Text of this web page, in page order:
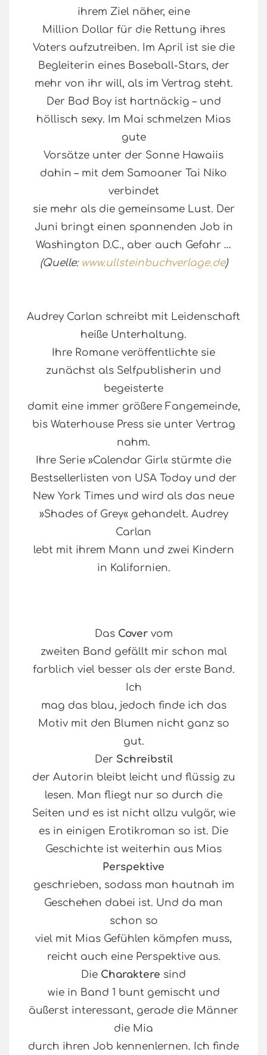
ihrem Ziel näher, eine
Million Dollar für die Rettung ihres
Vaters aufzutreiben. Im April ist sie die
Begleiterin eines Baseball-Stars, der
mehr von ihr will, als im Vertrag steht.
Der Bad Boy ist hartnäckig – und
höllisch sexy. Im Mai schmelzen Mias
gute
Vorsätze unter der Sonne Hawaiis
dahin – mit dem Samoaner Tai Niko
verbindet
sie mehr als die gemeinsame Lust. Der
Juni bringt einen spannenden Job in
Washington D.C., aber auch Gefahr …
(Quelle: www.ullsteinbuchverlage.de)
Audrey Carlan schreibt mit Leidenschaft
heiße Unterhaltung.
Ihre Romane veröffentlichte sie
zunächst als Selfpublisherin und
begeisterte
damit eine immer größere Fangemeinde,
bis Waterhouse Press sie unter Vertrag
nahm.
Ihre Serie »Calendar Girl« stürmte die
Bestsellerlisten von USA Today und der
New York Times und wird als das neue
»Shades of Grey« gehandelt. Audrey
Carlan
lebt mit ihrem Mann und zwei Kindern
in Kalifornien.
Das Covervom
zweiten Band gefällt mir schon mal
farblich viel besser als der erste Band.
Ich
mag das blau, jedoch finde ich das
Motiv mit den Blumen nicht ganz so
gut.
Der Schreibstil
der Autorin bleibt leicht und flüssig zu
lesen. Man fliegt nur so durch die
Seiten und es ist nicht allzu vulgär, wie
es in einigen Erotikroman so ist. Die
Geschichte ist weiterhin aus Mias
Perspektive
geschrieben, sodass man hautnah im
Geschehen dabei ist. Und da man
schon so
viel mit Mias Gefühlen kämpfen muss,
reicht auch eine Perspektive aus.
Die Charaktere sind
wie in Band 1 bunt gemischt und
äußerst interessant, gerade die Männer
die Mia
durch ihren Job kennenlernen. Ich finde